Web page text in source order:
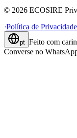
© 2026 ECOSIRE
·Política de Privacidade
pt Feito com
Converse no